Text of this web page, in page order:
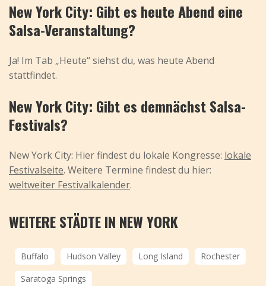
New York City: Gibt es heute Abend eine
Salsa-Veranstaltung?
Ja! Im Tab „Heute“ siehst du, was heute Abend
stattfindet.
New York City: Gibt es demnächst Salsa-
Festivals?
New York City: Hier findest du lokale Kongresse: lokale
Festivalseite. Weitere Termine findest du hier:
weltweiter Festivalkalender.
WEITERE STÄDTE IN NEW YORK
Buffalo Hudson Valley Long Island
Rochester
Saratoga Springs